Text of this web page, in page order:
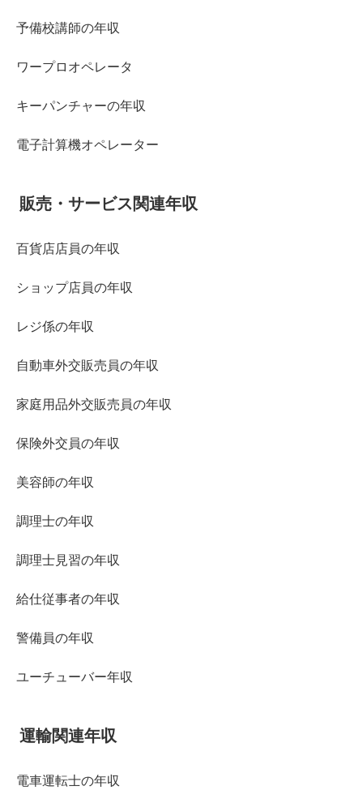
予備校講師の年収
ワープロオペレータ
キーパンチャーの年収
電子計算機オペレーター
販売・サービス関連年収
百貨店店員の年収
ショップ店員の年収
レジ係の年収
自動車外交販売員の年収
家庭用品外交販売員の年収
保険外交員の年収
美容師の年収
調理士の年収
調理士見習の年収
給仕従事者の年収
警備員の年収
ユーチューバー年収
運輸関連年収
電車運転士の年収